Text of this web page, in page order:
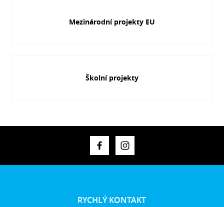
Mezinárodní projekty EU
Školní projekty
RYCHLÝ KONTAKT